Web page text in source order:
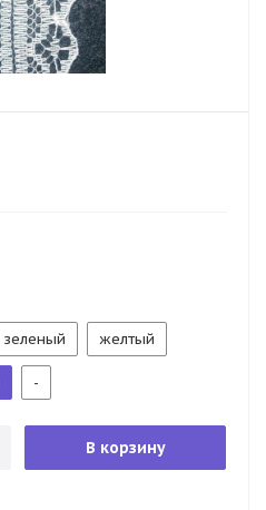
зеленый желтый
-
В корзину